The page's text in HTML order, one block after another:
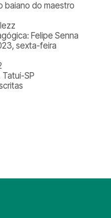
baiano do maestro
Felipe Senna
sexta-feira
Tatuí-SP